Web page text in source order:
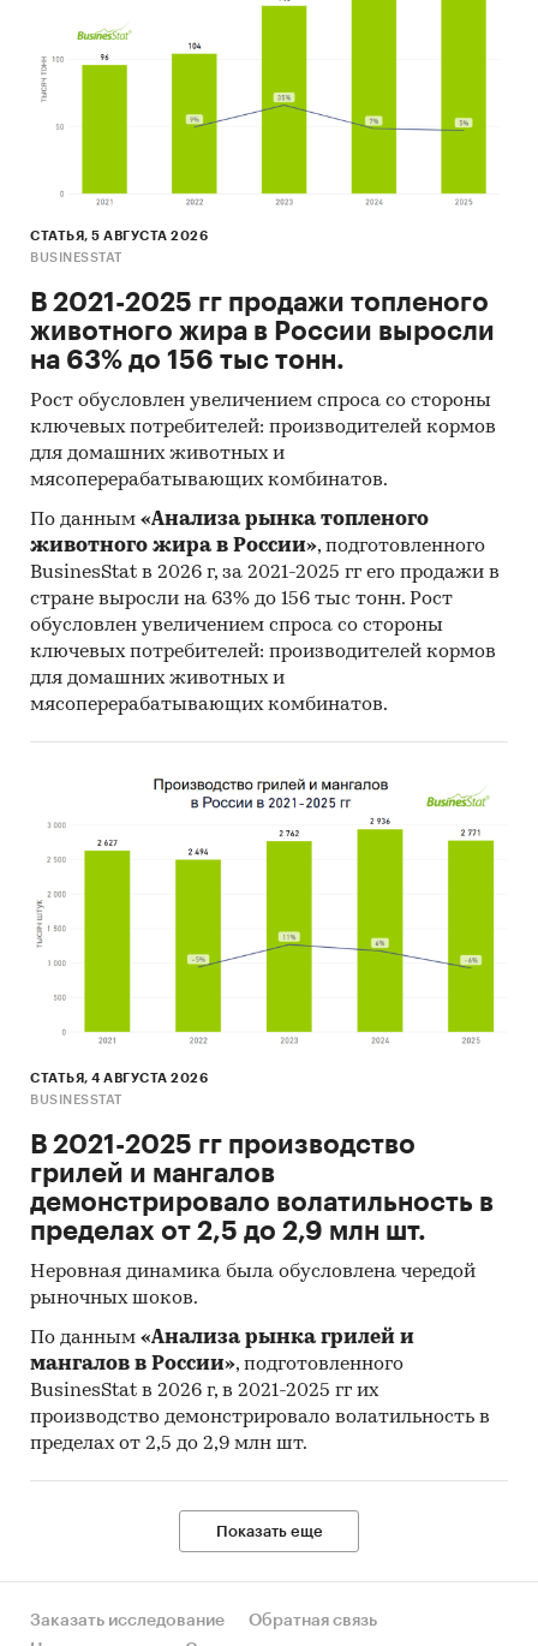
Лесозаготовительная техника
Россия
СТАТЬЯ, 5 АВГУСТА 2026
BUSINESSTAT
В 2021-2025 гг продажи топленого
животного жира в России выросли
на 63% до 156 тыс тонн.
Рост обусловлен увеличением спроса со стороны
ключевых потребителей: производителей кормов
для домашних животных и
мясоперерабатывающих комбинатов.
По данным «Анализа рынка топленого
животного жира в России», подготовленного
BusinesStat в 2026 г, за 2021-2025 гг его продажи в
стране выросли на 63% до 156 тыс тонн. Рост
обусловлен увеличением спроса со стороны
ключевых потребителей: производителей кормов
для домашних животных и
мясоперерабатывающих комбинатов.
СТАТЬЯ, 4 АВГУСТА 2026
BUSINESSTAT
В 2021-2025 гг производство
грилей и мангалов
демонстрировало волатильность в
пределах от 2,5 до 2,9 млн шт.
Неровная динамика была обусловлена чередой
рыночных шоков.
По данным «Анализа рынка грилей и
мангалов в России», подготовленного
BusinesStat в 2026 г, в 2021-2025 гг их
производство демонстрировало волатильность в
пределах от 2,5 до 2,9 млн шт.
Показать еще
Заказать исследование
Обратная связь